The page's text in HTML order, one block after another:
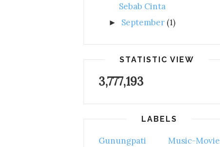
Sebab Cinta
► September (1)
STATISTIC VIEW
3,777,193
LABELS
Gunungpati
Music-Movie